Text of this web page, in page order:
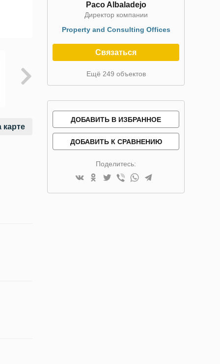
карте
Paco Albaladejo
Директор компании
Property and Consulting Offices
Связаться
Ещё 249 объектов
ДОБАВИТЬ В ИЗБРАННОЕ
ДОБАВИТЬ К СРАВНЕНИЮ
Поделитесь: